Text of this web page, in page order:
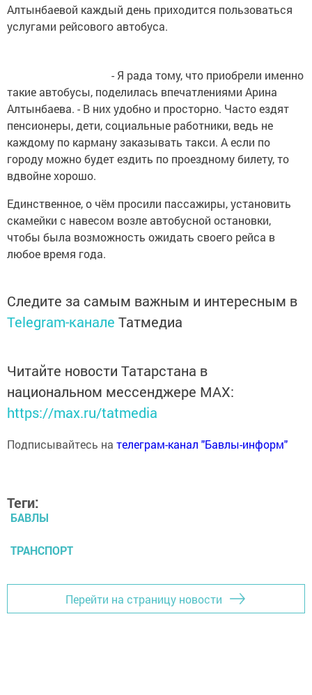
Алтынбаевой каждый день приходится пользоваться
услугами рейсового автобуса.
- Я рада тому, что приобрели именно
такие автобусы, поделилась впечатлениями Арина
Алтынбаева. - В них удобно и просторно. Часто ездят
пенсионеры, дети, социальные работники, ведь не
каждому по карману заказывать такси. А если по
городу можно будет ездить по проездному билету, то
вдвойне хорошо.
Единственное, о чём просили пассажиры, установить
скамейки с навесом возле автобусной остановки,
чтобы была возможность ожидать своего рейса в
любое время года.
Следите за самым важным и интересным в
Telegram-канале Татмедиа
Читайте новости Татарстана в
национальном мессенджере MАХ:
https://max.ru/tatmedia
Подписывайтесь на телеграм-канал "Бавлы-информ"
Теги:
БАВЛЫ
ТРАНСПОРТ
Перейти на страницу новости